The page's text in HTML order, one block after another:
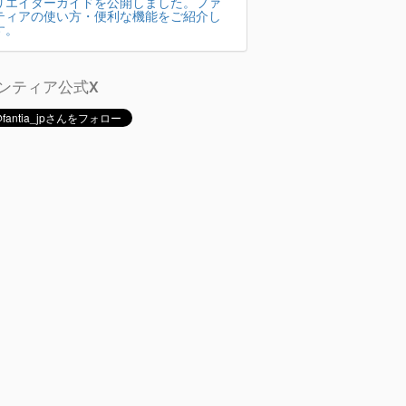
ィアの使い方・便利な機能をご紹介し
ティア公式X